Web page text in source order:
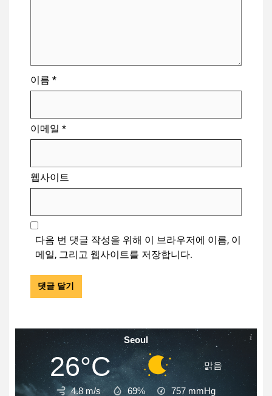
이름 *
이메일 *
웹사이트
다음 번 댓글 작성을 위해 이 브라우저에 이름, 이
메일, 그리고 웹사이트를 저장합니다.
Seoul
26°C 맑음
4.8 m/s 69% 757 mmHg